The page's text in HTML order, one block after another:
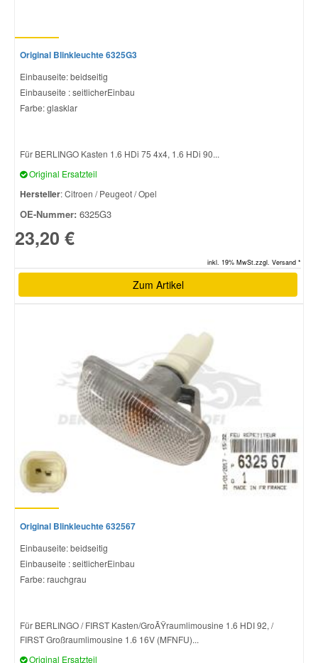
Original Blinkleuchte 6325G3
Einbauseite: beidseitig
Einbauseite : seitlicherEinbau
Farbe: glasklar
Für BERLINGO Kasten 1.6 HDi 75 4x4, 1.6 HDi 90...
Original Ersatzteil
Hersteller: Citroen / Peugeot / Opel
OE-Nummer: 6325G3
23,20 €
inkl. 19% MwSt.zzgl. Versand *
Zum Artikel
Original Blinkleuchte 632567
Einbauseite: beidseitig
Einbauseite : seitlicherEinbau
Farbe: rauchgrau
Für BERLINGO / FIRST Kasten/GroÃŸraumlimousine 1.6 HDI 92, /
FIRST Großraumlimousine 1.6 16V (MFNFU)...
Original Ersatzteil